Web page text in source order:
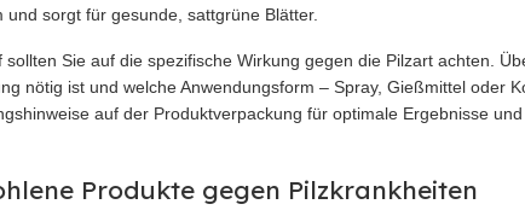
und sorgt für gesunde, sattgrüne Blätter.
sollten Sie auf die spezifische Wirkung gegen die Pilzart achten.
nötig ist und welche Anwendungsform – Spray, Gießmittel oder
auf der Produktverpackung für optimale Ergebnisse
Produkte gegen Pilzkrankheiten